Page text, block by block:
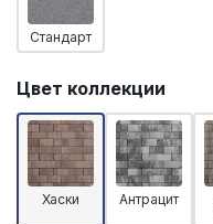
Стандарт
Цвет коллекции
Хаски Антрацит